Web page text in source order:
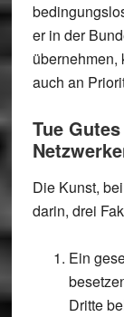
er in der
übernehmen,
auch an
Tue
Die Kunst,
darin, drei
Ein
Dritte